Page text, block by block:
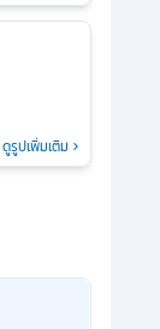
ดูรูปเพิ่มเติม